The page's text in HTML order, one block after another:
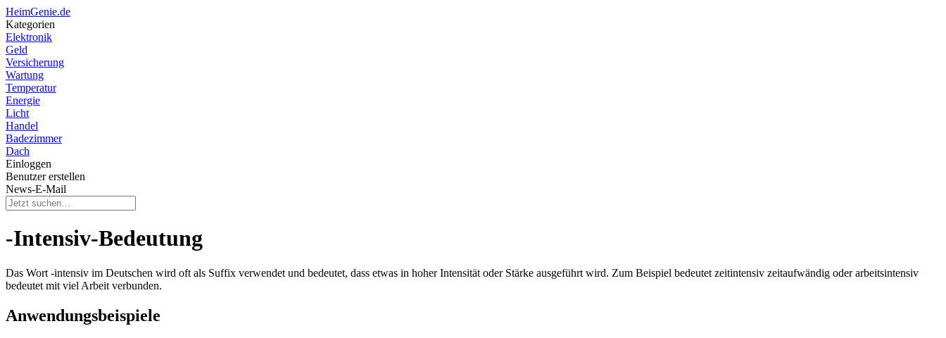
HeimGenie.de
Kategorien
Elektronik
Geld
Versicherung
Wartung
Temperatur
Energie
Licht
Handel
Badezimmer
Dach
Einloggen
Benutzer erstellen
News-E-Mail
-Intensiv-Bedeutung
Das Wort -intensiv im Deutschen wird oft als Suffix verwendet und bedeutet, dass etwas in hoher Intensität oder Stärke ausgeführt wird. Zum Beispiel bedeutet zeitintensiv zeitaufwändig oder arbeitsintensiv
bedeutet mit viel Arbeit verbunden.
Anwendungsbeispiele